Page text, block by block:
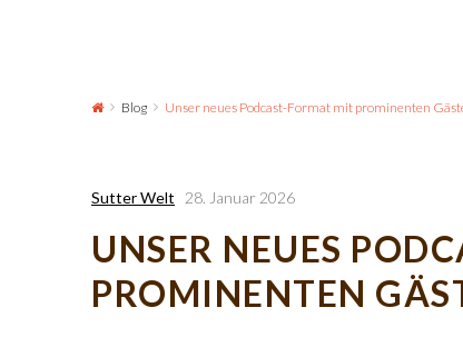
Blog Unser neues Podcast-Format mit prominenten
Sutter Welt 28. Januar 2026
UNSER NEUES
PROMINENTEN